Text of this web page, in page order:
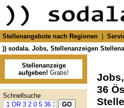
Stellenangebote nach Regionen
)) sodala. Jobs, Stellenanzeigen
Stellenanzeige
aufgeben! Gratis!
Schnellsuche
36